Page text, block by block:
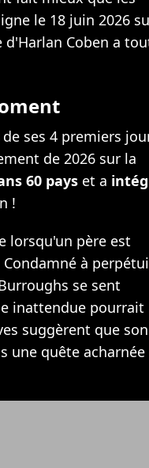
le 18 juin 2026
Coben a
ses 4 premiers
de 2026 sur la
60 pays et a
!
lorsqu'un père est
à
se sent
inattendue pourrait
suggèrent que son
une quête acharnée